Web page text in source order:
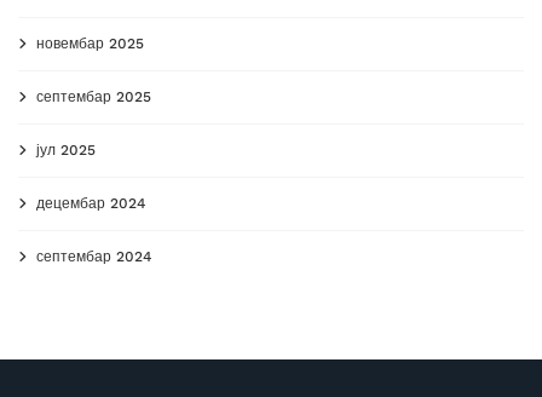
новембар 2025
септембар 2025
јул 2025
децембар 2024
септембар 2024